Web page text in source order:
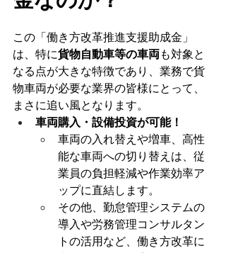
この「働き方改革推進支援助成金」
は、特に貨物自動車等の車両 も対象と
なる点が大きな特徴であり、業務で貨
物車両が必要な業界の皆様にとって、
まさに追い風となります。
車両購入・設備投資が可能！
車両の入れ替えや増車、高性
能な車両への切り替えは、従
業員の負担軽減や作業効率ア
ップに直結します。
その他、勤怠管理システムの
導入や労務管理コンサルタン
トの活用など、働き方改革に